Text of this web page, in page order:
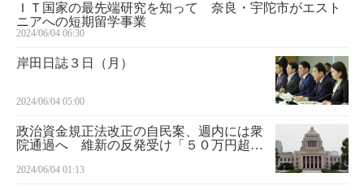
ＩＴ国家の最先端研究を知って 奈良・宇陀市がエスト
ニアへの短期留学事業
2024/06/04 06:30
岸田日誌３日（月）
2024/06/04 05:00
政治資金規正法改正の自民案、週内には衆
院通過へ 維新の反発受け「５０万円超」
2024/06/04 01:13